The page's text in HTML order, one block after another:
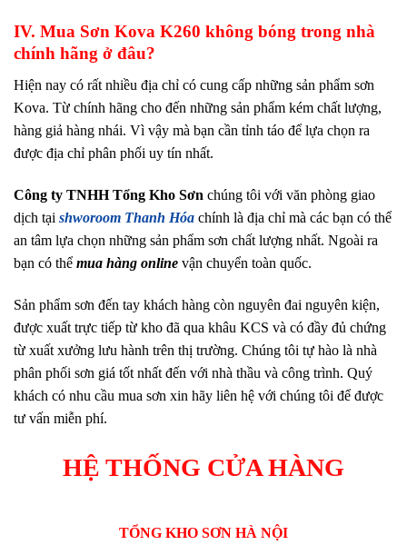
IV. Mua Sơn Kova K260 không bóng trong nhà
chính hãng ở đâu?
Hiện nay có rất nhiều địa chỉ có cung cấp những sản phẩm sơn
Kova. Từ chính hãng cho đến những sản phẩm kém chất lượng,
hàng giả hàng nhái. Vì vậy mà bạn cần tỉnh táo để lựa chọn ra
được địa chỉ phân phối uy tín nhất.
Công ty TNHH Tổng Kho Sơn chúng tôi với văn phòng giao
dịch tại shworoom Thanh Hóa chính là địa chỉ mà các bạn có thể
an tâm lựa chọn những sản phẩm sơn chất lượng nhất. Ngoài ra
bạn có thể mua hàng online vận chuyển toàn quốc.
Sản phẩm sơn đến tay khách hàng còn nguyên đai nguyên kiện,
được xuất trực tiếp từ kho đã qua khâu KCS và có đầy đủ chứng
từ xuất xưởng lưu hành trên thị trường. Chúng tôi tự hào là nhà
phân phối sơn giá tốt nhất đến với nhà thầu và công trình. Quý
khách có nhu cầu mua sơn xin hãy liên hệ với chúng tôi để được
tư vấn miễn phí.
HỆ THỐNG CỬA HÀNG
TỔNG KHO SƠN HÀ NỘI